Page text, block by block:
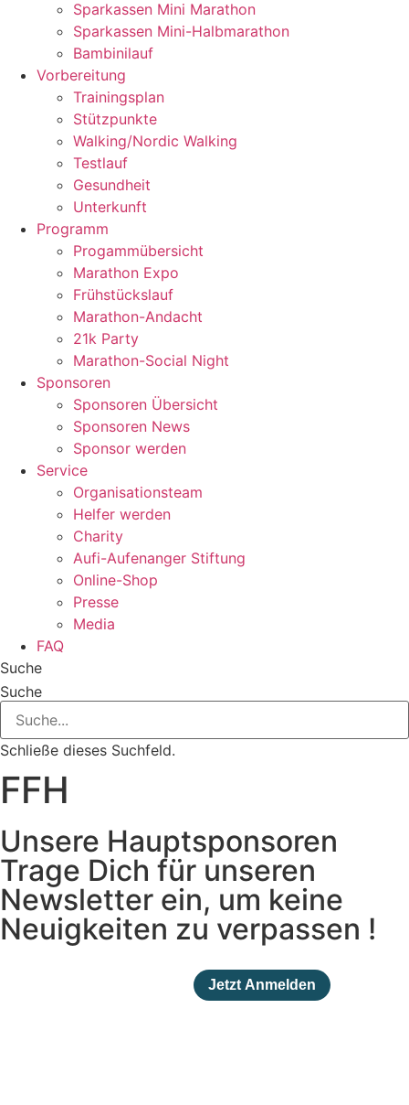
Sparkassen Mini Marathon
Sparkassen Mini-Halbmarathon
Bambinilauf
Vorbereitung
Trainingsplan
Stützpunkte
Walking/Nordic Walking
Testlauf
Gesundheit
Unterkunft
Programm
Progammübersicht
Marathon Expo
Frühstückslauf
Marathon-Andacht
21k Party
Marathon-Social Night
Sponsoren
Sponsoren Übersicht
Sponsoren News
Sponsor werden
Service
Organisationsteam
Helfer werden
Charity
Aufi-Aufenanger Stiftung
Online-Shop
Presse
Media
FAQ
Suche
Suche
Schließe dieses Suchfeld.
FFH
Unsere Hauptsponsoren
Trage Dich für unseren
Newsletter ein, um keine
Neuigkeiten zu verpassen !